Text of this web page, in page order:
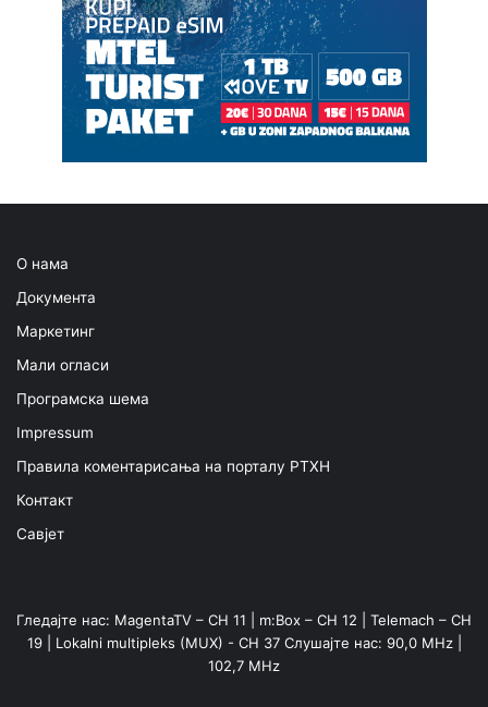
О нама
Документа
Маркетинг
Мали огласи
Програмска шема
Impressum
Правила коментарисања на порталу РТХН
Контакт
Савјет
Гледајте нас: MagentaTV – CH 11 | m:Box – CH 12 | Telemach – CH
19 | Lokalni multipleks (MUX) - CH 37 Слушајте нас: 90,0 MHz |
102,7 MHz